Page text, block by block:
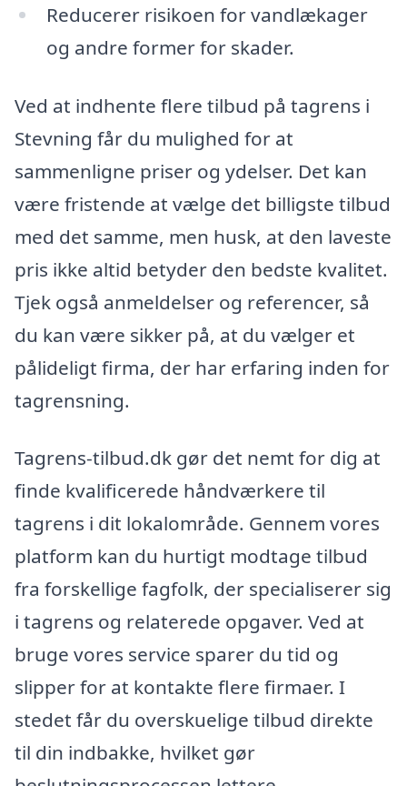
Reducerer risikoen for vandlækager
og andre former for skader.
Ved at indhente flere tilbud på tagrens i
Stevning får du mulighed for at
sammenligne priser og ydelser. Det kan
være fristende at vælge det billigste tilbud
med det samme, men husk, at den laveste
pris ikke altid betyder den bedste kvalitet.
Tjek også anmeldelser og referencer, så
du kan være sikker på, at du vælger et
pålideligt firma, der har erfaring inden for
tagrensning.
Tagrens-tilbud.dk gør det nemt for dig at
finde kvalificerede håndværkere til
tagrens i dit lokalområde. Gennem vores
platform kan du hurtigt modtage tilbud
fra forskellige fagfolk, der specialiserer sig
i tagrens og relaterede opgaver. Ved at
bruge vores service sparer du tid og
slipper for at kontakte flere firmaer. I
stedet får du overskuelige tilbud direkte
til din indbakke, hvilket gør